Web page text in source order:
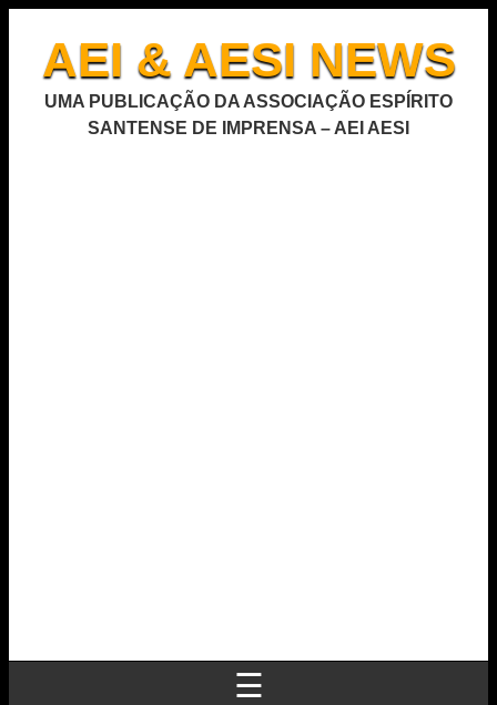
AEI & AESI NEWS
UMA PUBLICAÇÃO DA ASSOCIAÇÃO ESPÍRITO
SANTENSE DE IMPRENSA – AEI AESI
☰